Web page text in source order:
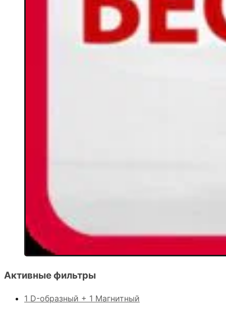
Активные фильтры
1 D-образный + 1 Магнитный